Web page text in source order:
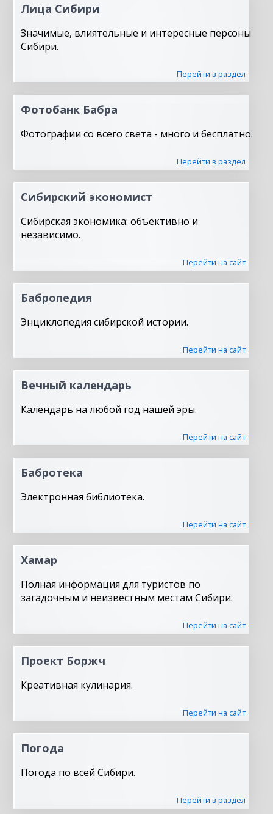
Лица Сибири
Значимые, влиятельные и интересные персоны
Сибири.
Перейти в раздел
Фотобанк Бабра
Фотографии со всего света - много и бесплатно.
Перейти в раздел
Сибирский экономист
Сибирская экономика: объективно и
независимо.
Перейти на сайт
Бабропедия
Энциклопедия сибирской истории.
Перейти на сайт
Вечный календарь
Календарь на любой год нашей эры.
Перейти на сайт
Бабротека
Электронная библиотека.
Перейти на сайт
Хамар
Полная информация для туристов по
загадочным и неизвестным местам Сибири.
Перейти на сайт
Проект Боржч
Креативная кулинария.
Перейти на сайт
Погода
Погода по всей Сибири.
Перейти в раздел